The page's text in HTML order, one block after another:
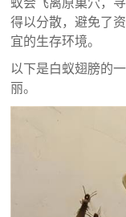
得以分散，避免了
宜的生存环境。
以下是白蚁翅膀的
丽。